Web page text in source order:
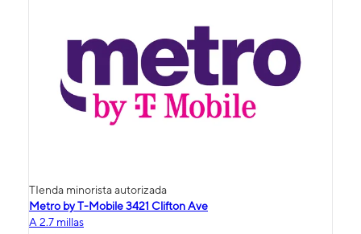
TIenda minorista autorizada
Metro by T-Mobile 3421 Clifton Ave
A 2.7 millas